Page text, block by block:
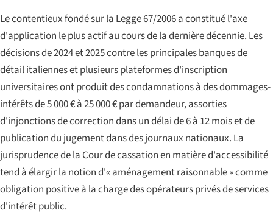
Le contentieux fondé sur la Legge 67/2006 a constitué l'axe
d'application le plus actif au cours de la dernière décennie. Les
décisions de 2024 et 2025 contre les principales banques de
détail italiennes et plusieurs plateformes d'inscription
universitaires ont produit des condamnations à des dommages-
intérêts de 5 000 € à 25 000 € par demandeur, assorties
d'injonctions de correction dans un délai de 6 à 12 mois et de
publication du jugement dans des journaux nationaux. La
jurisprudence de la Cour de cassation en matière d'accessibilité
tend à élargir la notion d'« aménagement raisonnable » comme
obligation positive à la charge des opérateurs privés de services
d'intérêt public.